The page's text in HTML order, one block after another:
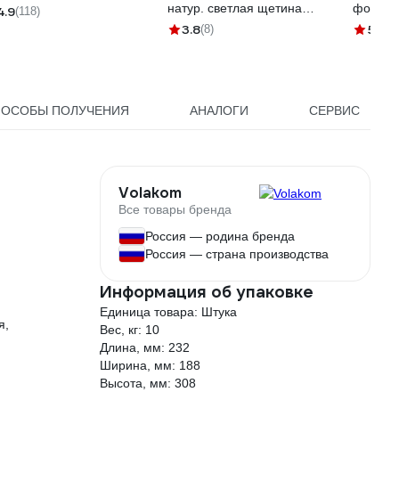
(118)
натур. светлая щетина
8065
3.8(8) 5
ПОЛУЧЕНИЯ АНАЛОГИ СЕРВИС
Volakom
Все товары бренда
Россия — родина бренда
Россия — страна производства
Информация об упаковке
Единица товара: Штука
Вес, кг: 10
Длина, мм: 232
Ширина, мм: 188
Высота, мм: 308